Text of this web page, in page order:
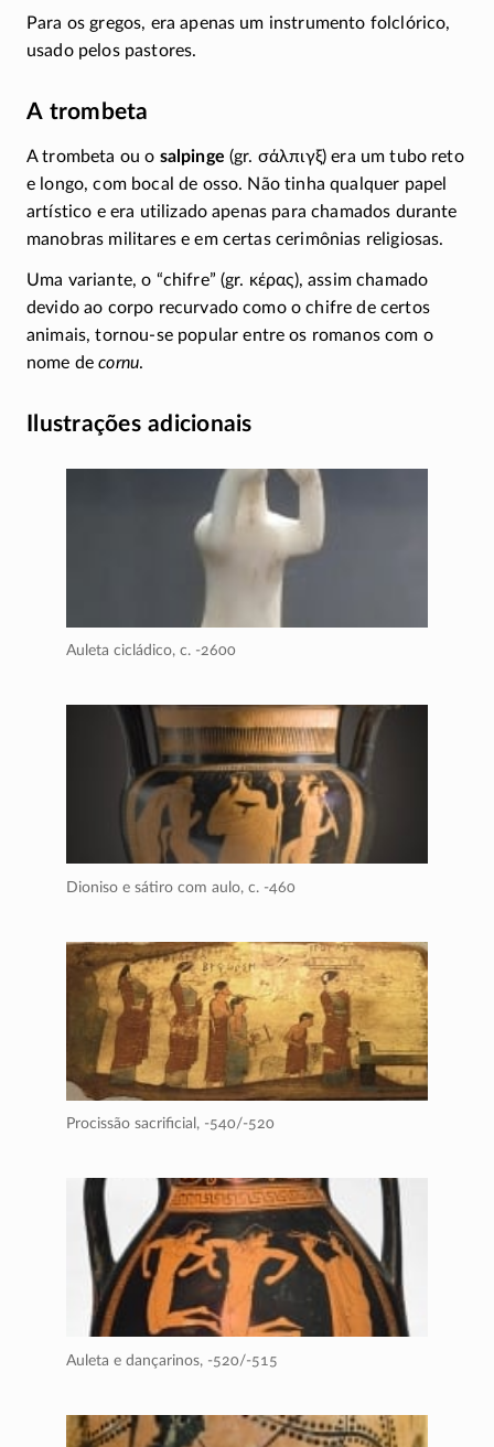
Para os gregos, era apenas um instrumento folclórico,
usado pelos pastores.
A trombeta
A trombeta ou o salpinge (gr. σάλπιγξ) era um tubo reto
e longo, com bocal de osso. Não tinha qualquer papel
artístico e era utilizado apenas para chamados durante
manobras militares e em certas cerimônias religiosas.
Uma variante, o “chifre” (gr. κέρας), assim chamado
devido ao corpo recurvado como o chifre de certos
animais,tornou-sepopular entre os romanos com o
nome decornu.
Ilustrações adicionais
Auleta cicládico, c. -2600
Dioniso e sátiro com aulo, c. -460
Procissão sacrificial, -540/-520
Auleta e dançarinos, -520/-515